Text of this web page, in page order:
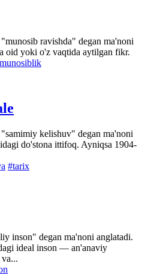
ravishda" degan ma'noni
oid yoki o'z vaqtida aytilgan fikr.
kelishuv" degan ma'noni
do'stona ittifoq. Ayniqsa 1904-
#tarix
inson" degan ma'noni anglatadi.
ideal inson — an'anaviy